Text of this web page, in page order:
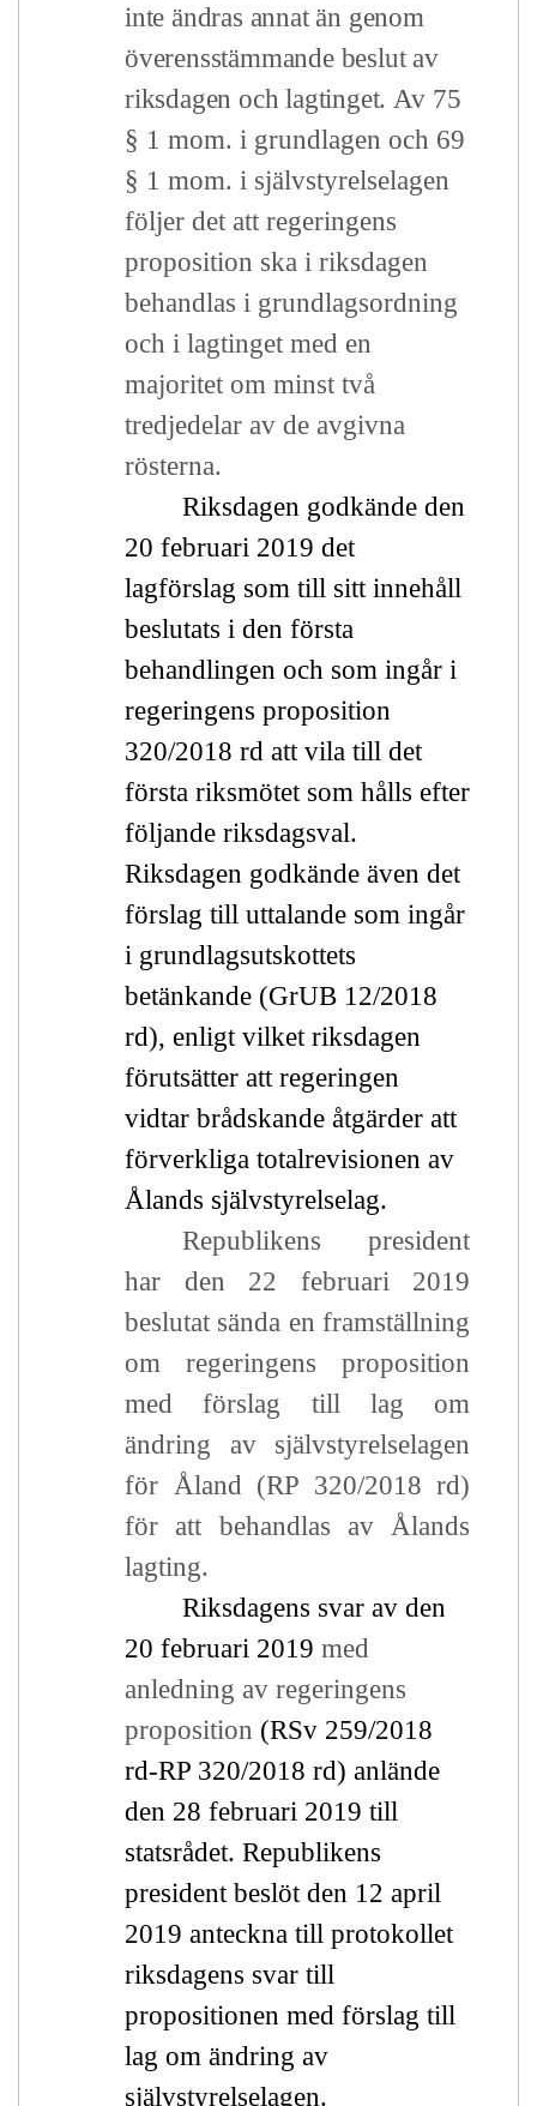
inte ändras annat än genom
överensstämmande beslut av
riksdagen och lagtinget. Av 75
§ 1 mom. i grundlagen och 69
§ 1 mom. i självstyrelselagen
följer det att regeringens
proposition ska i riksdagen
behandlas i grundlagsordning
och i lagtinget med en
majoritet om minst två
tredjedelar av de avgivna
rösterna.
Riksdagen godkände den
20 februari 2019 det
lagförslag som till sitt innehåll
beslutats i den första
behandlingen och som ingår i
regeringens proposition
320/2018 rd att vila till det
första riksmötet som hålls efter
följande riksdagsval.
Riksdagen godkände även det
förslag till uttalande som ingår
i grundlagsutskottets
betänkande (GrUB 12/2018
rd), enligt vilket riksdagen
förutsätter att regeringen
vidtar brådskande åtgärder att
förverkliga totalrevisionen av
Ålands självstyrelselag.
Republikens president
har den 22 februari 2019
beslutat sända en framställning
om regeringens proposition
med förslag till lag om
ändring av självstyrelselagen
för Åland (RP 320/2018 rd)
för att behandlas av Ålands
lagting.
Riksdagens svar av den
20 februari 2019 med
anledning av regeringens
proposition (RSv 259/2018
rd-RP 320/2018 rd) anlände
den 28 februari 2019 till
statsrådet. Republikens
president beslöt den 12 april
2019 anteckna till protokollet
riksdagens svar till
propositionen med förslag till
lag om ändring av
självstyrelselagen.